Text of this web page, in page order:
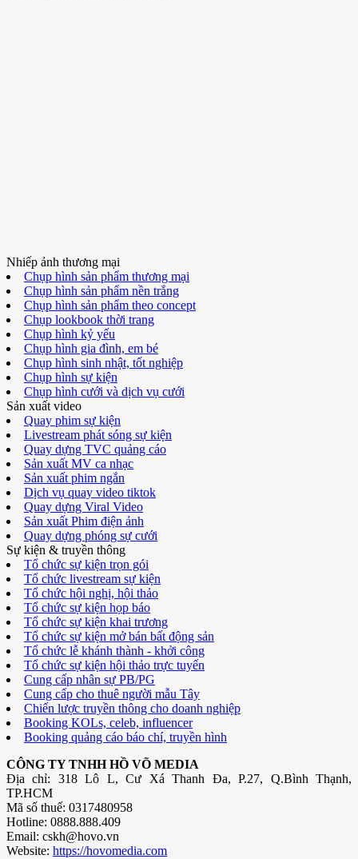
Nhiếp ảnh thương mại
Chụp hình sản phẩm thương mại
Chụp hình sản phẩm nền trắng
Chụp hình sản phẩm theo concept
Chụp lookbook thời trang
Chụp hình kỷ yếu
Chụp hình gia đình, em bé
Chụp hình sinh nhật, tốt nghiệp
Chụp hình sự kiện
Chụp hình cưới và dịch vụ cưới
Sản xuất video
Quay phim sự kiện
Livestream phát sóng sự kiện
Quay dựng TVC quảng cáo
Sản xuất MV ca nhạc
Sản xuất phim ngắn
Dịch vụ quay video tiktok
Quay dựng Viral Video
Sản xuất Phim điện ảnh
Quay dựng phóng sự cưới
Sự kiện & truyền thông
Tổ chức sự kiện trọn gói
Tổ chức livestream sự kiện
Tổ chức hội nghị, hội thảo
Tổ chức sự kiện họp báo
Tổ chức sự kiện khai trương
Tổ chức sự kiện mở bán bất động sản
Tổ chức lễ khánh thành - khởi công
Tổ chức sự kiện hội thảo trực tuyến
Cung cấp nhân sự PB/PG
Cung cấp cho thuê người mẫu Tây
Chiến lược truyền thông cho doanh nghiệp
Booking KOLs, celeb, influencer
Booking quảng cáo báo chí, truyền hình
CÔNG TY TNHH HỒ VÕ MEDIA
Địa chỉ: 318 Lô L, Cư Xá Thanh Đa, P.27, Q.Bình Thạnh,
TP.HCM
Mã số thuế: 0317480958
Hotline: 0888.888.409
Email: cskh@hovo.vn
Website: https://hovomedia.com